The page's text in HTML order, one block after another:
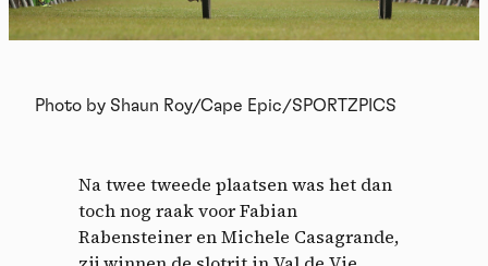
Photo by Shaun Roy/Cape Epic/SPORTZPICS
Na twee tweede plaatsen was het dan
toch nog raak voor Fabian
Rabensteiner en Michele Casagrande,